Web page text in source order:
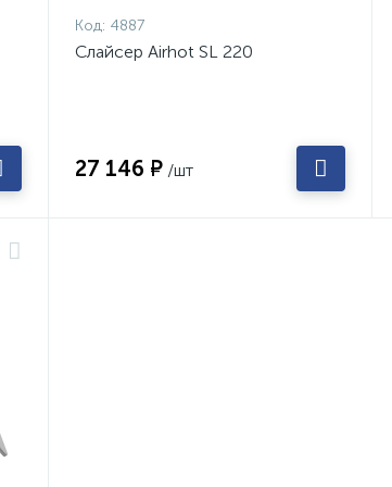
Код: 4887
Слайсер Airhot SL 220
27 146 ₽ /шт